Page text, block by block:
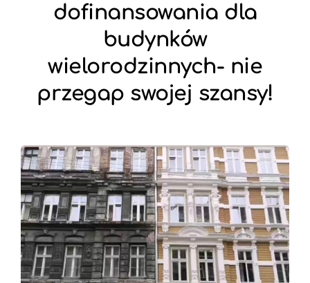
dofinansowania dla
budynków
wielorodzinnych- nie
przegap swojej szansy!